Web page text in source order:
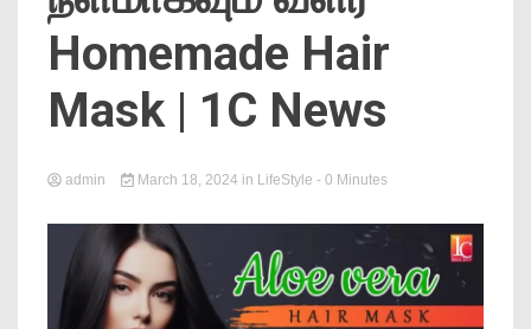
Online
Homemade Hair
Mask | 1C News
admin March 18, 2024 in LifeStyle - 0 Minutes